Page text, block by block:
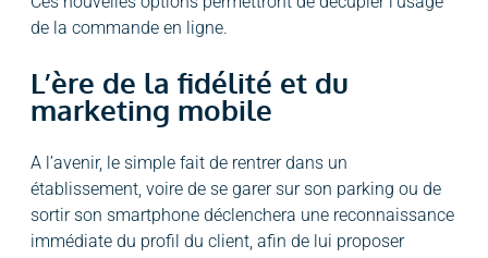
de la commande en ligne.
L’ère de la fidélité et du
marketing mobile
A l’avenir, le simple fait de rentrer dans un
établissement, voire de se garer sur son parking ou de
sortir son smartphone déclenchera une reconnaissance
immédiate du profil du client, afin de lui proposer